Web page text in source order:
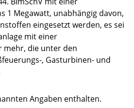
1 Megawatt, unabhängig davon,
eingesetzt werden, es sei
mit einer
mehr, die unter den
, Gasturbinen- und
Angaben enthalten.